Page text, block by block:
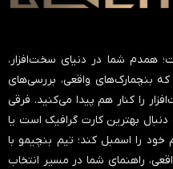
همدم شما در دنیای سخت‌افزار،
بنچمارک‌های واقعی، بررسی‌های
را کنار هم پیدا می‌کنید. فرقی
بهترین کارت گرافیک است یا
را اسمبل کند؛ تیم بنچیمو با
راهنمای شما در مسیر انتخاب